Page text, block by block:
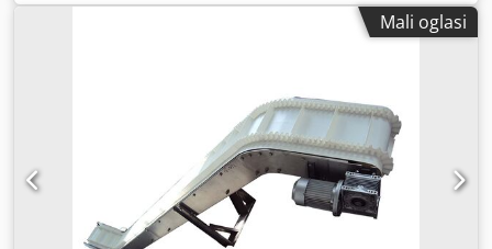
proizvoda u dovodnu traku. Nehrđajući čelik;
D800xŠ880xV1100; 150/250 kg. Stroj/sustav je također
da su naše nove cijene često niže od uobičajenih cijena
rabljenih. Samo pitajte i recite nam svoj zadatak pakiranja.
- Obično je 30-50 različitih novih strojeva dostupno odmah
sa zaliha. Osim toga, imamo vrlo kratke rokove isporuke od
približno 3 tjedna za strojeve koji su proizvedeni prema
specifikacijama kupaca. - Svi strojevi su dostupni s punim
jamstvom.
Mali oglasi